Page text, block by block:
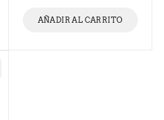
AÑADIR AL CARRITO